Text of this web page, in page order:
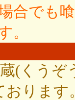
合でも
。
(くう
おります